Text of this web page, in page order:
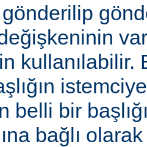
kullanılabilir.
belli bir
bağlı